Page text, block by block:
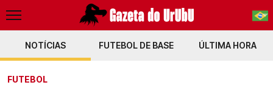
PT-BR
NOTÍCIAS FUTEBOL DE BASE ÚLTIMA HORA
FUTEBOL